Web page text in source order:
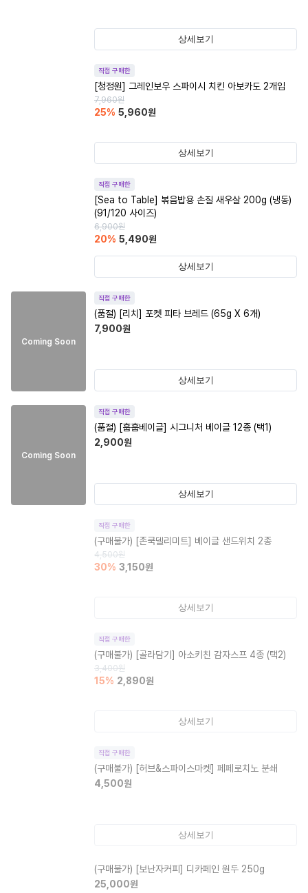
상세보기
직접 구매한
[청정원] 그레인보우 스파이시 치킨 아보카도 2개입
7,960원
25% 5,960원
상세보기
직접 구매한
[Sea to Table] 볶음밥용 손질 새우살 200g (냉동)
(91/120 사이즈)
6,900원
20% 5,490원
상세보기
Coming Soon
직접 구매한
(품절) [리치] 포켓 피타 브레드 (65g X 6개)
7,900원
상세보기
Coming Soon
직접 구매한
(품절) [훕훕베이글] 시그니처 베이글 12종 (택1)
2,900원
상세보기
직접 구매한
(구매불가) [존쿡델리미트] 베이글 샌드위치 2종
4,500원
30% 3,150원
상세보기
직접 구매한
(구매불가) [골라담기] 아소키친 감자스프 4종 (택2)
3,400원
15% 2,890원
상세보기
직접 구매한
(구매불가) [허브&스파이스마켓] 페페로치노 분쇄
4,500원
상세보기
(구매불가) [보난자커피] 디카페인 원두 250g
25,000원